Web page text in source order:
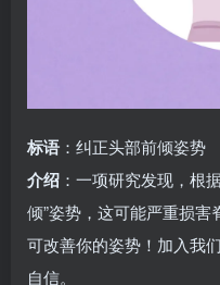
标语 ：纠正头部前倾姿势
介绍 ：一项研究发现，根
倾”姿势，这可能严重损
可改善你的姿势！加入我
自信。